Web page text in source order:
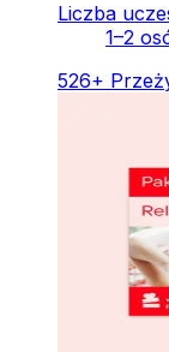
Liczba
1–2
526+